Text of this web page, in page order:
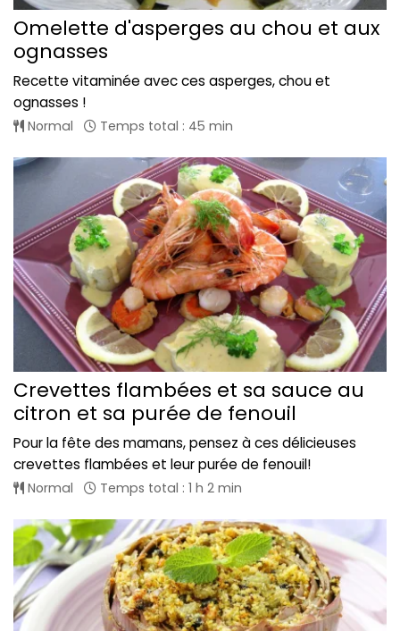
Omelette d'asperges au chou et aux
ognasses
Recette vitaminée avec ces asperges, chou et
ognasses !
Normal Temps total : 45 min
Crevettes flambées et sa sauce au
citron et sa purée de fenouil
Pour la fête des mamans, pensez à ces délicieuses
crevettes flambées et leur purée de fenouil!
Normal Temps total : 1 h 2 min